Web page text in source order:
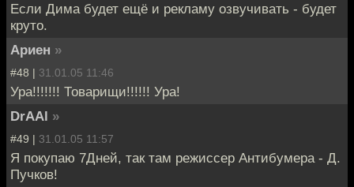
Если Дима будет ещё и рекламу озвучивать - будет
круто.
Ариен »
#48 | 31.01.05 11:46
Ура!!!!!!! Товарищи!!!!!! Ура!
DrAAl »
#49 | 31.01.05 11:57
Я покупаю 7Дней, так там режиссер Антибумера - Д.
Пучков!